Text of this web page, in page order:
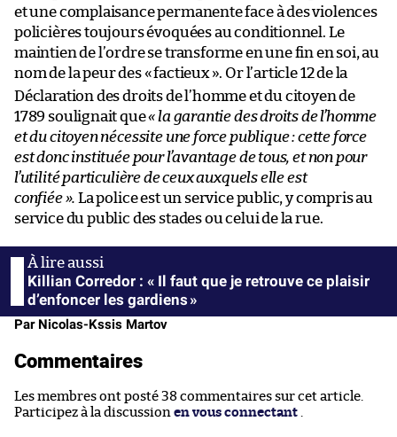
etune complaisance permanente face à des violences
policières toujours évoquées au conditionnel. Le
maintien de l’ordre se transforme en une fin en soi, au
nom de la peur des «factieux ». Or l’article 12 de la
Déclaration des droits de l’homme et du citoyen de
1789 soulignait que« la garantie des droits de l’homme
et du citoyen nécessite une force publique : cette force
est donc instituée pour l’avantage de tous, et non pour
l’utilité particulière de ceux auxquels elle est
confiée ». La police est un service public, y compris au
service du public des stades ou celui de la rue.
Killian Corredor : « Il faut que je retrouve ce plaisir
d’enfoncer les gardiens »
Par Nicolas-Kssis Martov
Commentaires
Les membres ont posté 38 commentaires sur cet article.
Participez à la discussion en vous connectant